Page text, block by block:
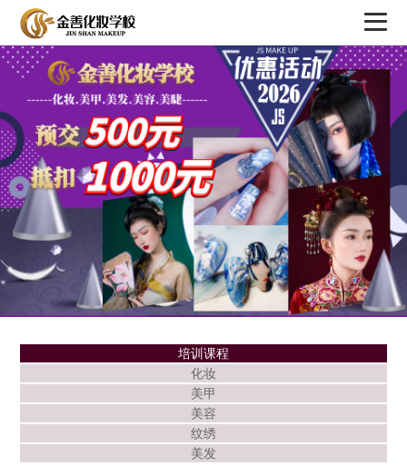
培训课程
化妆
美甲
美容
纹绣
美发